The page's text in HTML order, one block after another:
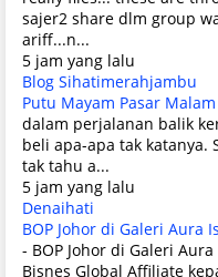
sajer2 share dlm group
ariff...n...
5 jam yang lalu
Blog Sihatimerahjambu
Putu Mayam Pasar Malam
dalam perjalanan balik
beli apa-apa tak katanya.
tak tahu a...
5 jam yang lalu
Denaihati
BOP Johor di Galeri Aura
- BOP Johor di Galeri
Bisnes Global Affiliate